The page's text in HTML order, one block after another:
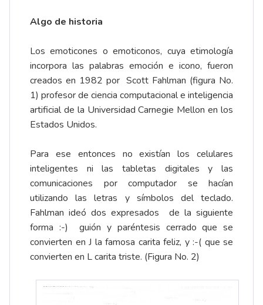
Algo de historia
Los emoticones o emoticonos, cuya etimología
incorpora las palabras emoción e icono, fueron
creados en 1982 por Scott Fahlman (figura No.
1) profesor de ciencia computacional e inteligencia
artificial de la Universidad Carnegie Mellon en los
Estados Unidos.
Para ese entonces no existían los celulares
inteligentes ni las tabletas digitales y las
comunicaciones por computador se hacían
utilizando las letras y símbolos del teclado.
Fahlman ideó dos expresados de la siguiente
forma :-) guión y paréntesis cerrado que se
convierten en J la famosa carita feliz, y :-( que se
convierten en L carita triste. (Figura No. 2)